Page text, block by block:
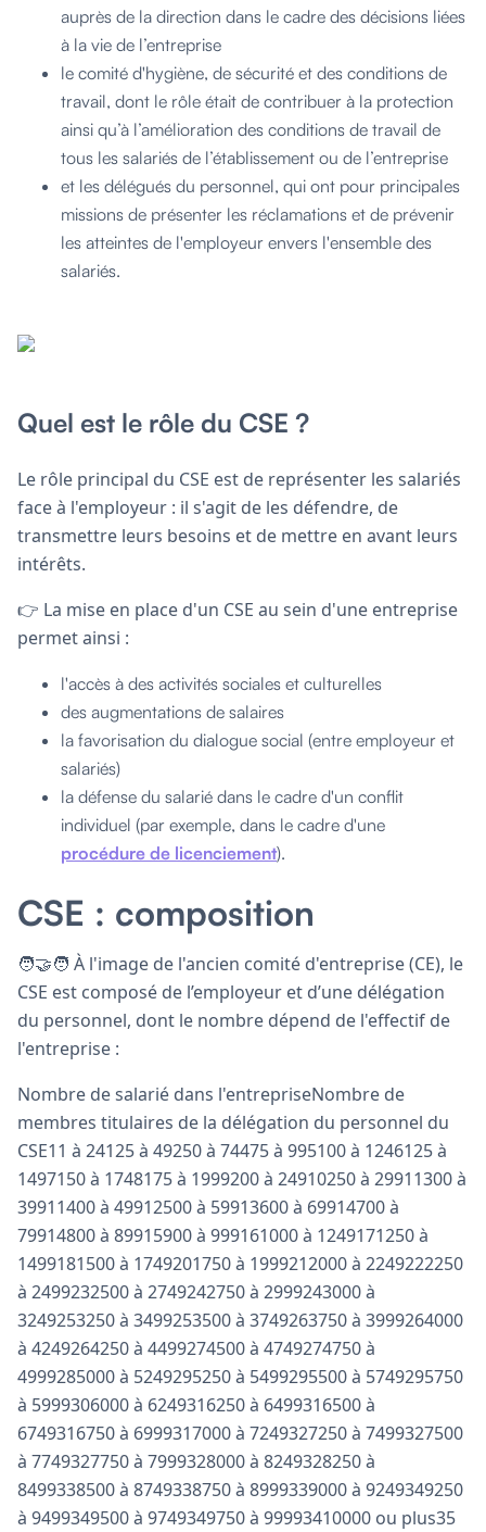
auprès de la direction dans le cadre des décisions liées
à la vie de l’entreprise
le comité d'hygiène, de sécurité et des conditions de
travail, dont le rôle était de contribuer à la protection
ainsi qu’à l’amélioration des conditions de travail de
tous les salariés de l’établissement ou de l’entreprise
et les délégués du personnel, qui ont pour principales
missions de présenter les réclamations et de prévenir
les atteintes de l'employeur envers l'ensemble des
salariés.
Quel est le rôle du CSE ?
Le rôle principal du CSE est de représenter les salariés
face à l'employeur : il s'agit de les défendre, de
transmettre leurs besoins et de mettre en avant leurs
intérêts.
👉 La mise en place d'un CSE au sein d'une entreprise
permet ainsi :
l'accès à des activités sociales et culturelles
des augmentations de salaires
la favorisation du dialogue social (entre employeur et
salariés)
la défense du salarié dans le cadre d'un conflit
individuel (par exemple, dans le cadre d'une
procédure de licenciement).
CSE : composition
🧑‍🤝‍🧑 À l'image de l'ancien comité d'entreprise (CE), le
CSE est composé de l’employeur et d’une délégation
du personnel, dont le nombre dépend de l'effectif de
l'entreprise :
Nombre de salarié dans l'entrepriseNombre de
membres titulaires de la délégation du personnel du
CSE11 à 24125 à 49250 à 74475 à 995100 à 1246125 à
1497150 à 1748175 à 1999200 à 24910250 à 29911300 à
39911400 à 49912500 à 59913600 à 69914700 à
79914800 à 89915900 à 999161000 à 1249171250 à
1499181500 à 1749201750 à 1999212000 à 2249222250
à 2499232500 à 2749242750 à 2999243000 à
3249253250 à 3499253500 à 3749263750 à 3999264000
à 4249264250 à 4499274500 à 4749274750 à
4999285000 à 5249295250 à 5499295500 à 5749295750
à 5999306000 à 6249316250 à 6499316500 à
6749316750 à 6999317000 à 7249327250 à 7499327500
à 7749327750 à 7999328000 à 8249328250 à
8499338500 à 8749338750 à 8999339000 à 9249349250
à 9499349500 à 9749349750 à 99993410000 ou plus35